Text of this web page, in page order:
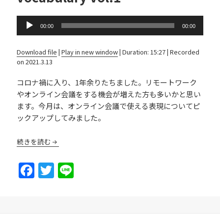
Audio
00:00 00:00
Download file |Play in new window|Duration: 15:27|Recorded
on 2021.3.13
コロナ禍に入り、1年余りたちました。リモートワーク
やオンライン会議をする機会が増えた方も多いかと思い
ます。今月は、オンライン会議で使える表現についてピ
ックアップしてみました。
続きを読む
F T